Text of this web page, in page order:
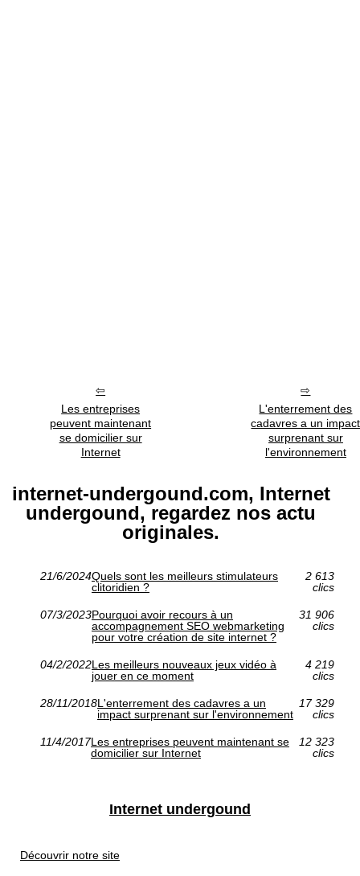
Les entreprises
peuvent maintenant
se domicilier sur
Internet
L'enterrement des
cadavres a un impact
surprenant sur
l'environnement
internet-undergound.com, Internet
undergound, regardez nos actu
originales.
21/6/2024Quels sont les meilleurs stimulateurs
clitoridien ?
2 613
clics
07/3/2023Pourquoi avoir recours à un
accompagnement SEO webmarketing
pour votre création de site internet ?
31 906
clics
04/2/2022Les meilleurs nouveaux jeux vidéo à
jouer en ce moment
4 219
clics
28/11/2018L'enterrement des cadavres a un
impact surprenant sur l'environnement
17 329
clics
11/4/2017Les entreprises peuvent maintenant se
domicilier sur Internet
12 323
clics
Internet undergound
Découvrir notre site